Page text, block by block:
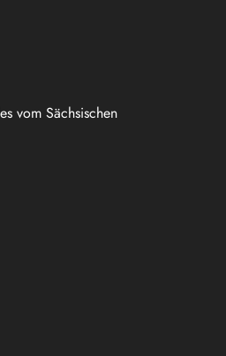
vom Sächsischen